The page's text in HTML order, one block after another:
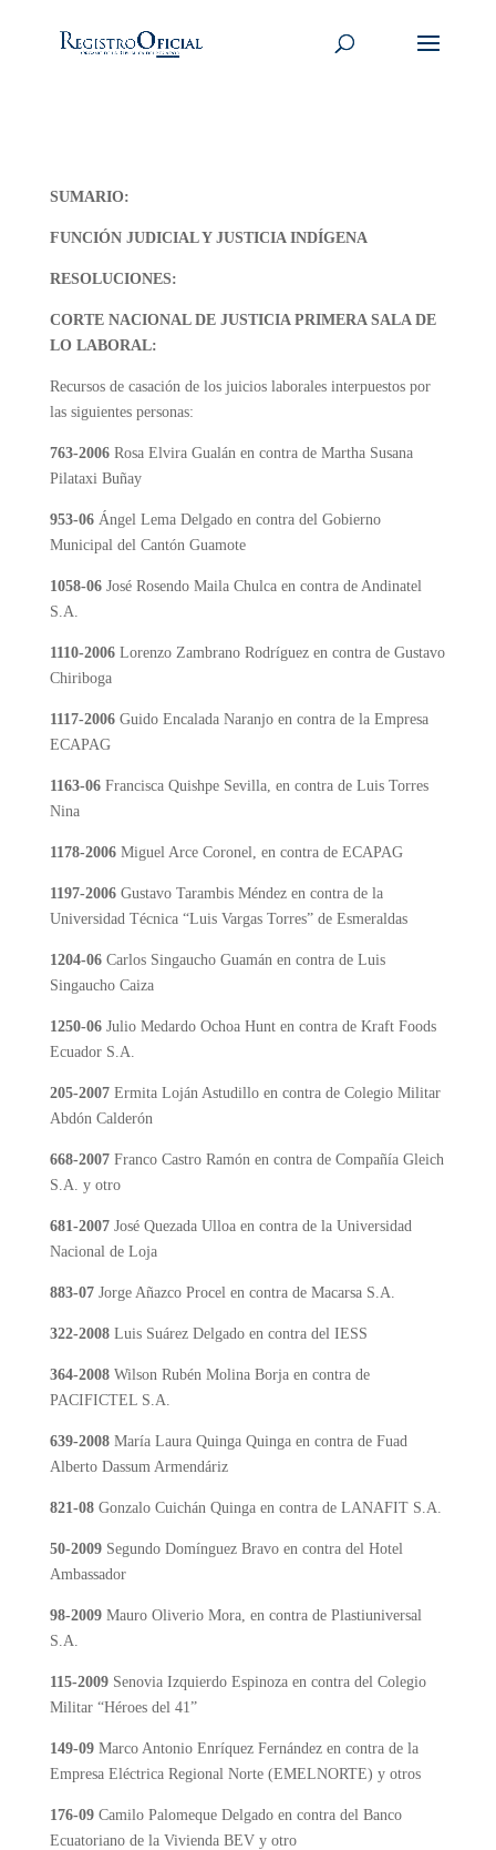
SUMARIO:
FUNCIÓN JUDICIAL Y JUSTICIA INDÍGENA
RESOLUCIONES:
CORTE NACIONAL DE JUSTICIA PRIMERA SALA DE
LO LABORAL:
Recursos de casación de los juicios laborales interpuestos por
las siguientes personas:
763-2006 Rosa Elvira Gualán en contra de Martha Susana
Pilataxi Buñay
953-06 Ángel Lema Delgado en contra del Gobierno
Municipal del Cantón Guamote
1058-06 José Rosendo Maila Chulca en contra de Andinatel
S.A.
1110-2006Lorenzo Zambrano Rodríguez en contra de Gustavo
Chiriboga
1117-2006 Guido Encalada Naranjo en contra de la Empresa
ECAPAG
1163-06 Francisca Quishpe Sevilla, en contra de Luis Torres
Nina
1178-2006 Miguel Arce Coronel, en contra de ECAPAG
1197-2006 Gustavo Tarambis Méndez en contra de la
Universidad Técnica “Luis Vargas Torres” de Esmeraldas
1204-06 Carlos Singaucho Guamán en contra de Luis
Singaucho Caiza
1250-06 Julio Medardo Ochoa Hunt en contra de Kraft Foods
Ecuador S.A.
205-2007 Ermita Loján Astudillo en contra de Colegio Militar
Abdón Calderón
668-2007 Franco Castro Ramón en contra de Compañía Gleich
S.A. y otro
681-2007José Quezada Ulloa en contra de la Universidad
Nacional de Loja
883-07 Jorge Añazco Procel en contra de Macarsa S.A.
322-2008Luis Suárez Delgado en contra del IESS
364-2008Wilson Rubén Molina Borja en contra de
PACIFICTEL S.A.
639-2008 María Laura Quinga Quinga en contra de Fuad
Alberto Dassum Armendáriz
821-08Gonzalo Cuichán Quinga en contra de LANAFIT S.A.
50-2009 Segundo Domínguez Bravo en contra del Hotel
Ambassador
98-2009 Mauro Oliverio Mora, en contra de Plastiuniversal
S.A.
115-2009 Senovia Izquierdo Espinoza en contra del Colegio
Militar “Héroes del 41”
149-09Marco Antonio Enríquez Fernández en contra de la
Empresa Eléctrica Regional Norte (EMELNORTE) y otros
176-09Camilo Palomeque Delgado en contra del Banco
Ecuatoriano de la Vivienda BEV y otro